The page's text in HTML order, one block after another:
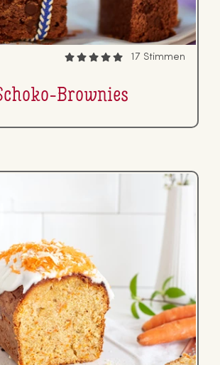
17 Stimmen
Brownies